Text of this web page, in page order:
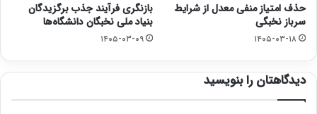
حذف امتیاز منفی معدل از شرایط
سرباز نخبگی
۱۴۰۵-۰۳-۱۸
بازنگری فرآیند جذب برگزیدگان
بنیاد ملی نخبگان دانشگاه‌ها
۱۴۰۵-۰۳-۰۹
دیدگاهتان را بنویسید